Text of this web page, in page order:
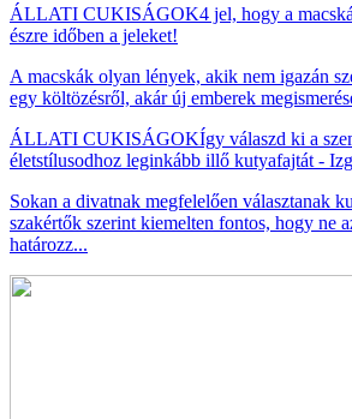
ÁLLATI CUKISÁGOK4 jel, hogy a
észre időben a jeleket!
A macskák olyan lények, akik nem igazán
egy költözésről, akár új emberek
ÁLLATI CUKISÁGOKÍgy válaszd ki a
életstílusodhoz leginkább illő kutyafajtát -
Sokan a divatnak megfelelően választanak
szakértők szerint kiemelten fontos, hogy ne
határozz...